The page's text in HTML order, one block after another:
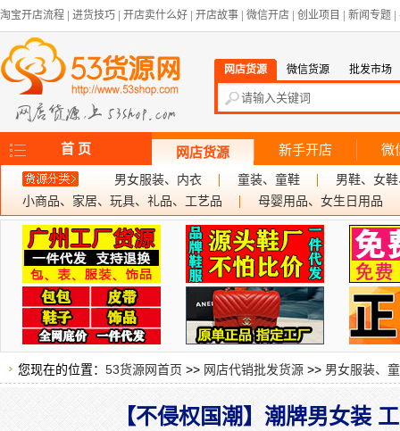
淘宝开店流程 进货技巧 开店卖什么好 开店故事 微信开店 创业项目 新闻专题
网店货源 微信货源 批发市场
首 页 网店货源 新手开店 微
男女服装、内衣 童装、童鞋
男鞋、女
小商品、家居、玩具、礼品、工艺品
母婴用品、女生日用品
您现在的位置： 53货源网首页 >> 网店代销批发货源 >> 男女服装、
【不侵权国潮】潮牌男女装